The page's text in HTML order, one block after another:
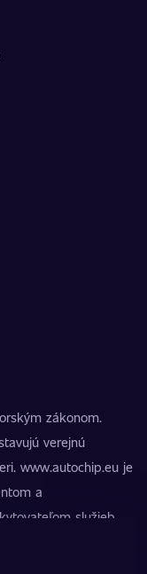
zákonom.
verejnú
www.autochip.eu je
a
služieb.
Petra Kučeru.